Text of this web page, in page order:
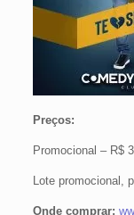
Preços:
Promocional – R$
Lote promocional,
Onde comprar: